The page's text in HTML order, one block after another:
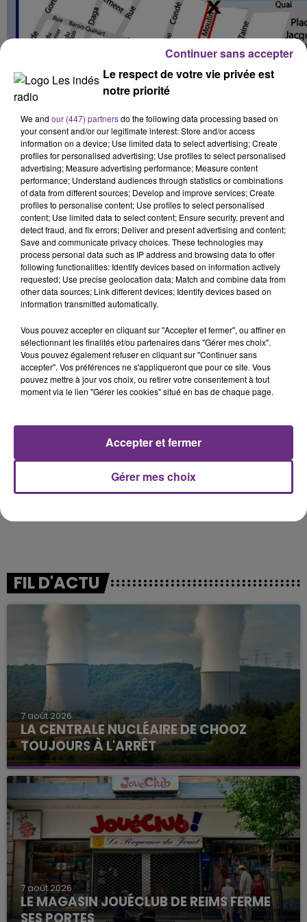
CIRCULATION ET STATIONNEMENT dans tout le
périmètre sécurisé (en rouge sur le plan)
dans le périmètre sécurisé
- de 8 h à 11 h : autorisation de circuler pour les livreurs
et riverains, avec un badge d’accès
- de 11 h à 24 h : services d’urgences uniquement
- de 24 h à 8 h : circulation autorisée (seule la
FIL D'ACTU
7 août 2026
LA CENTRALE NUCLÉAIRE DE CHOOZ
TOUJOURS À L'ARRÊT
Cela fait déjà une semaine que la centrale
nucléaire ardennaise est à l'arrêt. Une situation
justifiée par la sécheresse intense qui est toujours
présente.
7 août 2026
LE MAGASIN JOUÉCLUB DE REIMS FERME
SES PORTES
Le respect de votre vie privée est
notre priorité
We and our (447) partnersdo the following data processing based on
your consent and/or our legitimate interest: Store and/or access
information on a device; Use limited data to select advertising; Create
profiles for personalised advertising; Use profiles to select personalised
advertising; Measure advertising performance; Measure content
performance; Understand audiences through statistics or combinations
of data from different sources; Develop and improve services; Create
profiles to personalise content; Use profiles to select personalised
content; Use limited data to select content; Ensure security, prevent and
detect fraud, and fix errors; Deliver and present advertising and content;
Save and communicate privacy choices. These technologies may
process personal data such as IP address and browsing data to offer
following functionalities: Identify devices based on information actively
requested; Use precise geolocation data; Match and combine data from
other data sources; Link different devices; Identify devices based on
information transmitted automatically.
Vous pouvez accepter en cliquant sur "Accepter et fermer", ou affiner en
sélectionnant les finalités et/ou partenaires dans "Gérer mes choix".
Vous pouvez également refuser en cliquant sur "Continuer sans
accepter". Vos préférences ne s'appliqueront que pour ce site. Vous
pouvez mettre à jour vos choix, ou retirer votre consentement à tout
moment via le lien "Gérer les cookies" situé en bas de chaque page.
Gérer mes choix
Accepter et fermer
Continuer sans accepter